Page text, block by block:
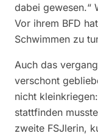
dabei gewesen.“
Vor ihrem BFD
Schwimmen zu
Auch das
verschont
nicht
stattfinden
zweite FSJlerin,